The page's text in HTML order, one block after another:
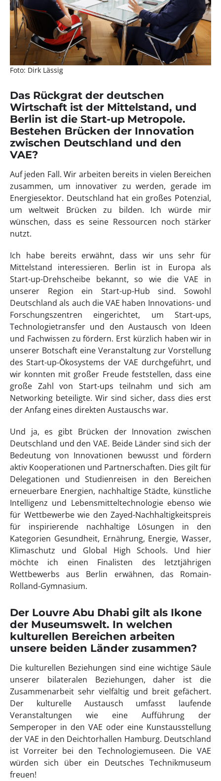
Foto: Dirk Lässig
Das Rückgrat der deutschen
Wirtschaft ist der Mittelstand, und
Berlin ist die Start-up Metropole.
Bestehen Brücken der Innovation
zwischen Deutschland und den
VAE?
Auf jeden Fall. Wir arbeiten bereits in vielen Bereichen
zusammen, um innovativer zu werden, gerade im
Energiesektor. Deutschland hat ein großes Potenzial,
um weltweit Brücken zu bilden. Ich würde mir
wünschen, dass es seine Ressourcen noch stärker
nutzt.
Ich habe bereits erwähnt, dass wir uns sehr für
Mittelstand interessieren. Berlin ist in Europa als
Start-up-Drehscheibe bekannt, so wie die VAE in
unserer Region ein Start-up-Hub sind. Sowohl
Deutschland als auch die VAE haben Innovations- und
Forschungszentren eingerichtet, um Start-ups,
Technologietransfer und den Austausch von Ideen
und Fachwissen zu fördern. Erst kürzlich haben wir in
unserer Botschaft eine Veranstaltung zur Vorstellung
des Start-up-Ökosystems der VAE durchgeführt, und
wir konnten mit großer Freude feststellen, dass eine
große Zahl von Start-ups teilnahm und sich am
Networking beteiligte. Wir sind sicher, dass dies erst
der Anfang eines direkten Austauschs war.
Und ja, es gibt Brücken der Innovation zwischen
Deutschland und den VAE. Beide Länder sind sich der
Bedeutung von Innovationen bewusst und fördern
aktiv Kooperationen und Partnerschaften. Dies gilt für
Delegationen und Studienreisen in den Bereichen
erneuerbare Energien, nachhaltige Städte, künstliche
Intelligenz und Lebensmitteltechnologie ebenso wie
für Wettbewerbe wie den Zayed-Nachhaltigkeitspreis
für inspirierende nachhaltige Lösungen in den
Kategorien Gesundheit, Ernährung, Energie, Wasser,
Klimaschutz und Global High Schools. Und hier
möchte ich einen Finalisten des letztjährigen
Wettbewerbs aus Berlin erwähnen, das Romain-
Rolland-Gymnasium.
Der Louvre Abu Dhabi gilt als Ikone
der Museumswelt. In welchen
kulturellen Bereichen arbeiten
unsere beiden Länder zusammen?
Die kulturellen Beziehungen sind eine wichtige Säule
unserer bilateralen Beziehungen, daher ist die
Zusammenarbeit sehr vielfältig und breit gefächert.
Der kulturelle Austausch umfasst laufende
Veranstaltungen wie eine Aufführung der
Semperoper in den VAE oder eine Kunstausstellung
der VAE in den Deichtorhallen Hamburg. Deutschland
ist Vorreiter bei den Technologiemuseen. Die VAE
würden sich über ein Deutsches Technikmuseum
freuen!